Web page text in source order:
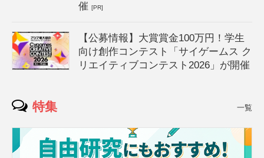
催[PR]
【公募情報】大賞賞金100万円！学生
向け創作コンテスト「サイゲームス ク
リエイティブコンテスト2026」が開催
特集 一覧